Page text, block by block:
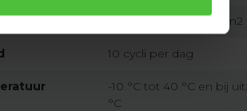
2,5 meter, wit, 0,75 mm2
10 cycli per dag
-10 °C tot 40 °C en bij
°C